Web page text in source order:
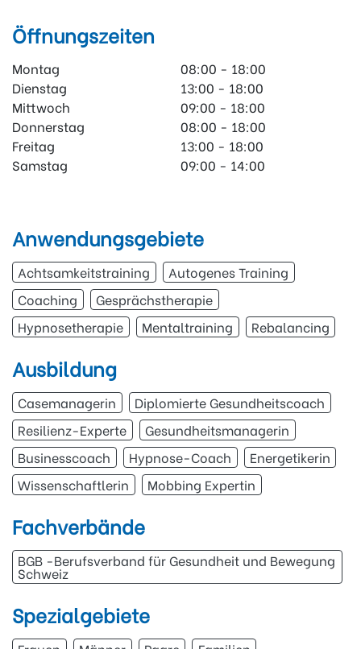
Öffnungszeiten
Montag
08:00 - 18:00
Dienstag
13:00 - 18:00
Mittwoch
09:00 - 18:00
Donnerstag
08:00 - 18:00
Freitag
13:00 - 18:00
Samstag
09:00 - 14:00
Anwendungsgebiete
Achtsamkeitstraining
Autogenes Training
Coaching
Gesprächstherapie
Hypnosetherapie
Mentaltraining Rebalancing
Ausbildung
Casemanagerin
Diplomierte Gesundheitscoach
Resilienz-Experte
Gesundheitsmanagerin
Businesscoach
Hypnose-Coach
Energetikerin
Wissenschaftlerin
Mobbing Expertin
Fachverbände
BGB -Berufsverband für Gesundheit und Bewegung
Schweiz
Spezialgebiete